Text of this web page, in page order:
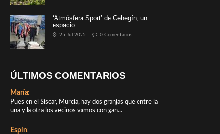
‘Atmósfera Sport’ de Cehegín, un
espacio ...
25 Jul 2025 0 Comentarios
ÚLTIMOS COMENTARIOS
María:
Pues en el Siscar, Murcia, hay dos granjas que entre la
una y la otra los vecinos vamos con gan...
Espín: